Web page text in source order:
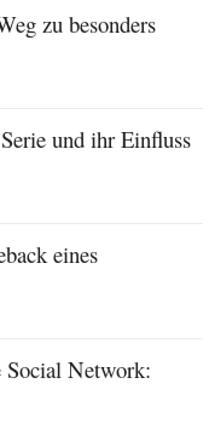
zu besonders
und ihr Einfluss
eines
Social Network: